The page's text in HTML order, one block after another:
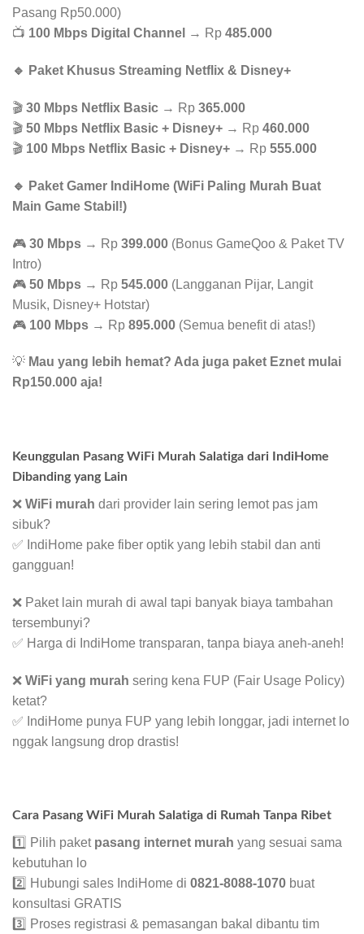
Pasang Rp50.000)
📺 100 Mbps Digital Channel → Rp 485.000
🔹 Paket Khusus Streaming Netflix & Disney+
🎬 30 Mbps Netflix Basic → Rp 365.000
🎬 50 Mbps Netflix Basic + Disney+ → Rp 460.000
🎬 100 Mbps Netflix Basic + Disney+ → Rp 555.000
🔹 Paket Gamer IndiHome (WiFi Paling Murah Buat
Main Game Stabil!)
🎮 30 Mbps → Rp 399.000 (Bonus GameQoo & Paket TV
Intro)
🎮 50 Mbps → Rp 545.000 (Langganan Pijar, Langit
Musik, Disney+ Hotstar)
🎮 100 Mbps → Rp 895.000 (Semua benefit di atas!)
💡 Mau yang lebih hemat? Ada juga paket Eznet mulai
Rp150.000 aja!
Keunggulan Pasang WiFi Murah Salatiga dari IndiHome
Dibanding yang Lain
❌ WiFi murah dari provider lain sering lemot pas jam
sibuk?
✅ IndiHome pake fiber optik yang lebih stabil dan anti
gangguan!
❌ Paket lain murah di awal tapi banyak biaya tambahan
tersembunyi?
✅ Harga di IndiHome transparan, tanpa biaya aneh-aneh!
❌ WiFi yang murah sering kena FUP (Fair Usage Policy)
ketat?
✅ IndiHome punya FUP yang lebih longgar, jadi internet lo
nggak langsung drop drastis!
Cara Pasang WiFi Murah Salatiga di Rumah Tanpa Ribet
1️⃣ Pilih paket pasang internet murah yang sesuai sama
kebutuhan lo
2️⃣ Hubungi sales IndiHome di 0821-8088-1070 buat
konsultasi GRATIS
3️⃣ Proses registrasi & pemasangan bakal dibantu tim